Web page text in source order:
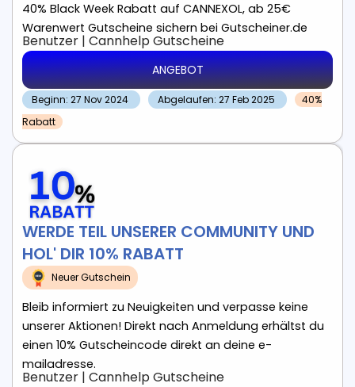
40% Black Week Rabatt auf CANNEXOL, ab 25€
Warenwert Gutscheine sichern bei Gutscheiner.de
Benutzer | Cannhelp Gutscheine
ANGEBOT
Beginn: 27 Nov 2024 Abgelaufen: 27 Feb 2025
40%
Rabatt
WERDE TEIL UNSERER COMMUNITY UND
HOL' DIR 10% RABATT
Neuer Gutschein
Bleib informiert zu Neuigkeiten und verpasse keine
unserer Aktionen! Direkt nach Anmeldung erhältst du
einen 10% Gutscheincode direkt an deine e-
mailadresse.
Benutzer | Cannhelp Gutscheine